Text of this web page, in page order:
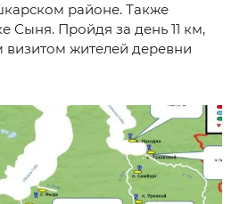
районе. Также
Сыня. Пройдя за день 11 км,
жителей деревни